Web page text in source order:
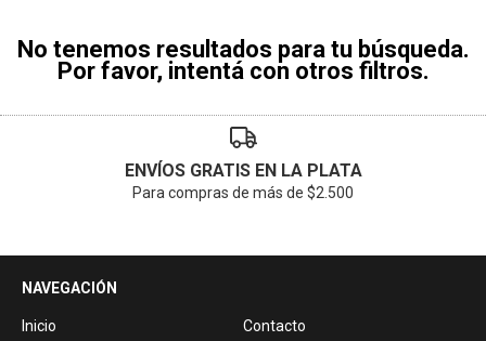
No tenemos resultados para tu búsqueda.
Por favor, intentá con otros filtros.
ENVÍOS GRATIS EN LA PLATA
Para compras de más de $2.500
NAVEGACIÓN
Inicio Contacto